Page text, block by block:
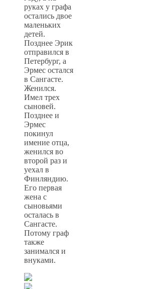
руках у графа
остались двое
маленьких
детей.
Позднее Эрик
отправился в
Петербург, а
Эрмес остался
в Сангасте.
Женился.
Имел трех
сыновей.
Позднее и
Эрмес
покинул
имение отца,
женился во
второй раз и
уехал в
Финляндию.
Его первая
жена с
сыновьями
осталась в
Сангасте.
Потому граф
также
занимался и
внуками.